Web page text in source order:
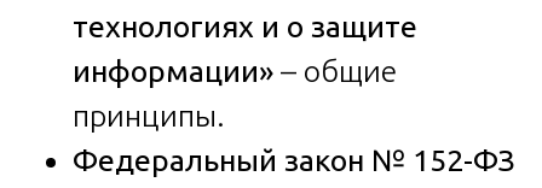
технологиях и о защите
информации» – общие
принципы.
Федеральный закон № 152-ФЗ